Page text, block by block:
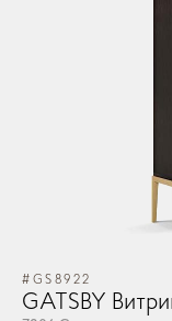
#GS8922
GATSBY